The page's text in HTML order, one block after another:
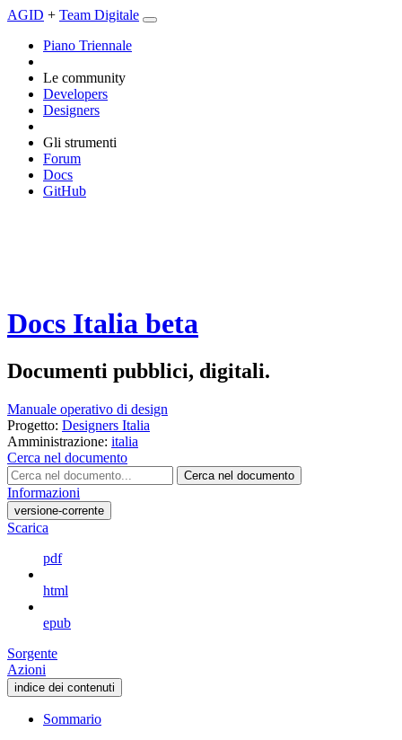
AGID + Team Digitale
Piano Triennale
Le community
Developers
Designers
Gli strumenti
Forum
Docs
GitHub
Docs Italia beta
Documenti pubblici, digitali.
Manuale operativo di design
Progetto: Designers Italia
Amministrazione: italia
Cerca nel documento
Cerca nel documento
Informazioni
versione-corrente
Scarica
pdf
html
epub
Sorgente
Azioni
indice dei contenuti
Sommario